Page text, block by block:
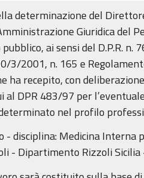
determinazione del
Giuridica del
ai sensi del D.P.R.
3/2001, n. 165 e
ha recepito, con
al DPR 483/97 per
nel profilo
- disciplina: Medicina Interna
- Dipartimento Rizzoli Sicilia